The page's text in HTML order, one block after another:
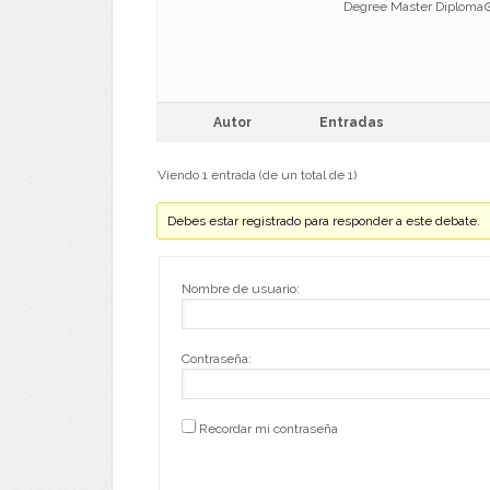
Degree Master
Autor Entradas
Viendo 1 entrada (de un total de 1)
Debes estar registrado para responder a este debate.
Nombre de usuario:
Contraseña:
Recordar mi contraseña